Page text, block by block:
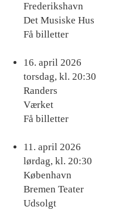
Frederikshavn
Det Musiske Hus
Få billetter
Køb
billet
16. april 2026
torsdag, kl. 20:30
Randers
Værket
Få billetter
Køb
billet
11. april 2026
lørdag, kl. 20:30
København
Bremen Teater
Udsolgt